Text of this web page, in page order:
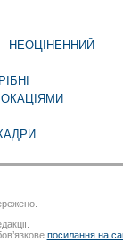
НЕОЦІНЕННИЙ
посилання на